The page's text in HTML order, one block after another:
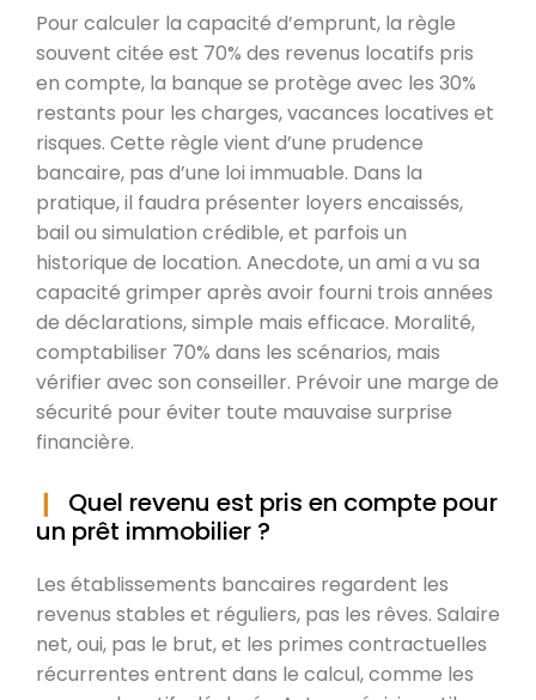
Pour calculer la capacité d’emprunt, la règle
souvent citée est 70% des revenus locatifs pris
en compte, la banque se protège avec les 30%
restants pour les charges, vacances locatives et
risques. Cette règle vient d’une prudence
bancaire, pas d’une loi immuable. Dans la
pratique, il faudra présenter loyers encaissés,
bail ou simulation crédible, et parfois un
historique de location. Anecdote, un ami a vu sa
capacité grimper après avoir fourni trois années
de déclarations, simple mais efficace. Moralité,
comptabiliser 70% dans les scénarios, mais
vérifier avec son conseiller. Prévoir une marge de
sécurité pour éviter toute mauvaise surprise
financière.
Quel revenu est pris en compte pour
un prêt immobilier ?
Les établissements bancaires regardent les
revenus stables et réguliers, pas les rêves. Salaire
net, oui, pas le brut, et les primes contractuelles
récurrentes entrent dans le calcul, comme les